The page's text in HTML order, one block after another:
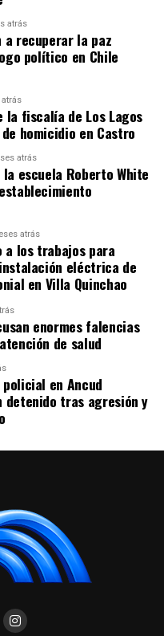
atrás
a recuperar la paz
político en Chile
la fiscalía de Los Lagos
homicidio en Castro
atrás
escuela Roberto White
atrás
a los trabajos para
eléctrica de
en Villa Quinchao
enormes falencias
de salud
en Ancud
detenido tras agresión y